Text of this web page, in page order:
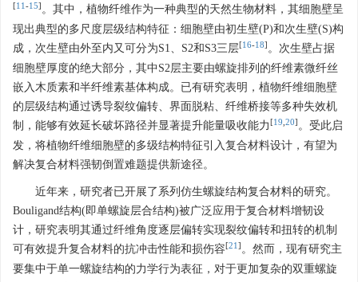
[11 -15] 。其中，植物纤维作为一种典型的天然生物材料，其细胞壁呈
现出典型的多尺度层级结构特征：细胞壁由初生壁(P)和次生壁(S)构
成，次生壁由外至内又可分为S1、S2和S3三层[16-18] 。次生壁占据
细胞壁厚度的绝大部分，其中S2层主要由螺旋排列的纤维素微纤丝
嵌入木质素和半纤维素基体构成。已有研究表明，植物纤维细胞壁
的层级结构通过诱导裂纹偏转、界面脱粘、纤维桥接等多种失效机
制，能够有效延长破坏路径并显著提升能量吸收能力 [19 20] 。受此启
发，将植物纤维细胞壁的多级结构特征引入复合材料设计，有望为
解决复合材料强韧倒置难题提供新途径。
近年来，研究者已开展了系列仿生螺旋结构复合材料的研究。
Bouligand结构(即单螺旋层合结构)被广泛应用于复合材料增韧设
计，研究表明其通过纤维角度逐层偏转实现裂纹偏转和扭转的机制
可有效提升复合材料的抗冲击性能和损伤容[21 ] 。然而，现有研究主
要集中于单一螺旋结构的力学行为表征，对于更加复杂的双重螺旋